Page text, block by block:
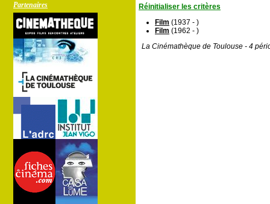
Partenaires
Réinitialiser les critères
Film (1937 - )
Film (1962 - )
La Cinémathèque de Toulouse - 4